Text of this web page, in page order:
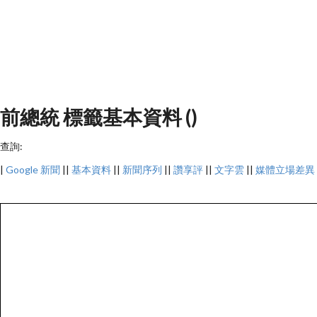
前總統 標籤基本資料 ()
查詢:
| Google 新聞 || 基本資料 || 新聞序列 || 讚享評 || 文字雲 || 媒體立場差異